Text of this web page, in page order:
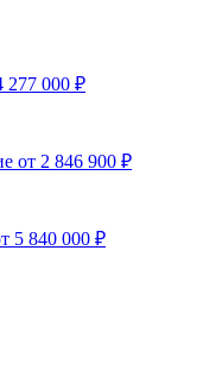
277 000 ₽
от 2 846 900 ₽
5 840 000 ₽